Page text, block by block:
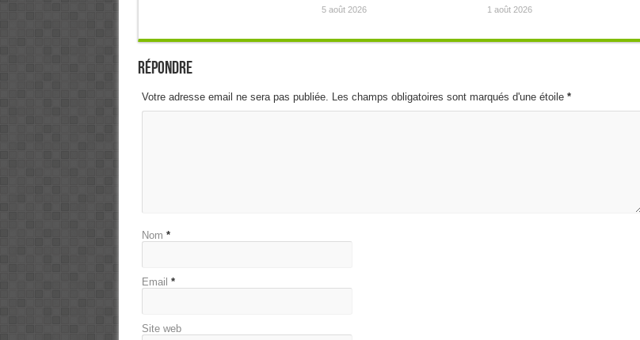
5 août 2026 1 août 2026
Répondre
Votre adresse email ne sera pas publiée. Les champs obligatoires sont marqués d'une étoile *
Nom *
Email *
Site web